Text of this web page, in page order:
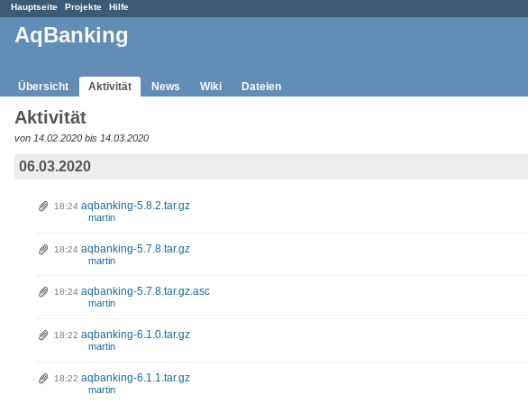
Hauptseite Projekte Hilfe
AqBanking
Übersicht Aktivität News Wiki Dateien
Aktivität
von 14.02.2020 bis 14.03.2020
06.03.2020
18:24 aqbanking-5.8.2.tar.gz
martin
18:24 aqbanking-5.7.8.tar.gz
martin
18:24 aqbanking-5.7.8.tar.gz.asc
martin
18:22 aqbanking-6.1.0.tar.gz
martin
18:22 aqbanking-6.1.1.tar.gz
martin